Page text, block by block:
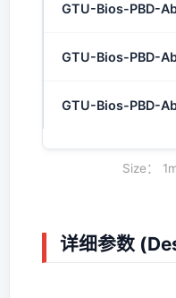
GTU-Bios-PBD-
GTU-Bios-PBD-
GTU-Bios-PBD-
Size：
详细参数